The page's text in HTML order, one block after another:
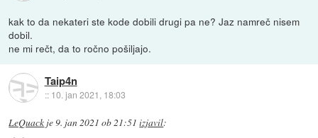
kak to da nekateri ste kode dobili drugi pa ne? Jaz namreč nisem
dobil.
ne mi rečt, da to ročno pošiljajo.
Taip4n
:: 10. jan 2021, 18:03
LeQuack je9. jan 2021 ob 21:51 izjavil: